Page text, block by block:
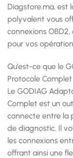
Diagstore.ma, est
polyvalent vous
connexions
pour vos
Qu’est-ce que le
Protocole Complet
Le GODIAG
Complet est un
connecte entre la
de diagnostic. Il
les connexions
offrant ainsi une